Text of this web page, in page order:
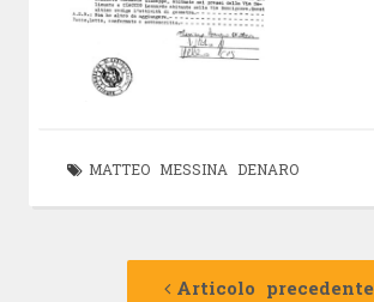
MATTEO MESSINA DENARO
Navigazione
Articolo precedente